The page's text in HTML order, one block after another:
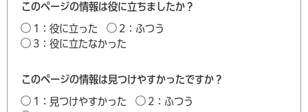
このページの情報は役に立ちましたか？
1：役に立った
2：ふつう
3：役に立たなかった
このページの情報は見つけやすかったですか？
1：見つけやすかった
2：ふつう